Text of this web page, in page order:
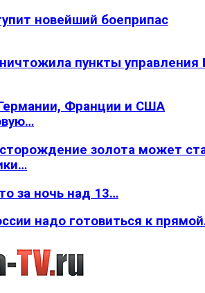
новейший боеприпас
пункты
Франции и США
золота может
за ночь над 13…
надо готовиться к